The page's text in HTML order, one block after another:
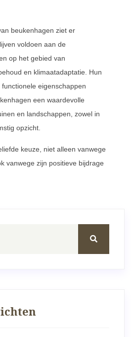
beukenhagen ziet er
voldoen aan de
op het gebied van
en klimaatadaptatie. Hun
eigenschappen
een waardevolle
en landschappen, zowel in
opzicht.
keuze, niet alleen vanwege
vanwege zijn positieve bijdrage